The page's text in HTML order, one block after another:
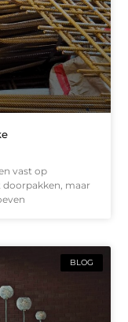
vast op
maar
BLOG